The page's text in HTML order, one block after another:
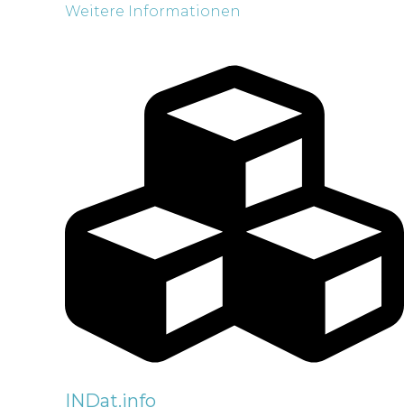
Weitere Informationen
INDat.info